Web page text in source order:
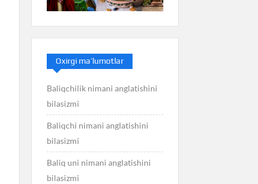
Oxirgi ma’lumotlar
Baliqchilik nimani anglatishini
bilasizmi
Baliqchi nimani anglatishini
bilasizmi
Baliq uni nimani anglatishini
bilasizmi